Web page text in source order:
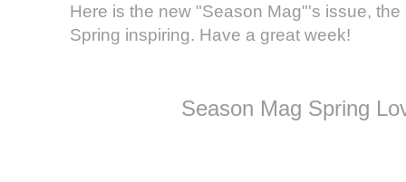
Here is the new "Season Mag"'s issue,
Spring inspiring. Have a great week!
Season Mag Spring